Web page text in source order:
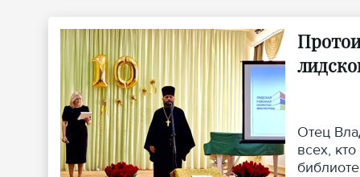
Отец
всех,